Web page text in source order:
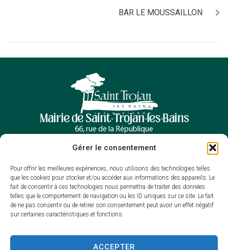
Gérer le consentement
Pour offrir les meilleures expériences, nous utilisons des technologies telles
que les cookies pour stocker et/ou accéder aux informations des appareils. Le
fait de consentir à ces technologies nous permettra de traiter des données
telles que le comportement de navigation ou les ID uniques sur ce site. Le fait
de ne pas consentir ou de retirer son consentement peut avoir un effet négatif
sur certaines caractéristiques et fonctions.
ACCEPTER
BAR LE MOUSSAILLON
Mairie de Saint-Trojan-les-Bains
66, rue de la République
17370 Saint-Trojan-les-Bains
Contacter la mairie
Horaires d’ouverture
Lundi, mercredi et jeudi : 9h à 12h30
/13h30 à 16h
Mardi et vendredi : 9h à 12h30